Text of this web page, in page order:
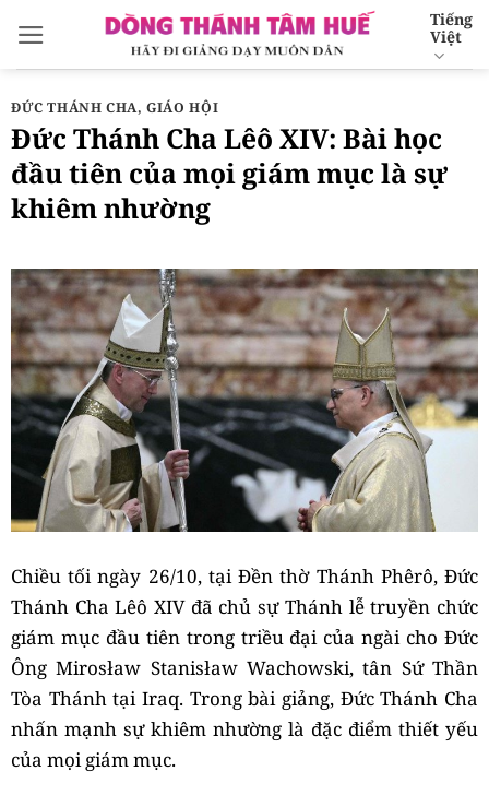
qua
nội
dung
Tiếng
Việt
ĐỨC THÁNH CHA,GIÁO HỘI
Đức Thánh Cha Lêô XIV: Bài học
đầu tiên của mọi giám mục là sự
khiêm nhường
Chiều tối ngày 26/10, tại Đền thờ Thánh Phêrô, Đức
Thánh Cha Lêô XIV đã chủ sự Thánh lễ truyền chức
giám mục đầu tiên trong triều đại của ngài cho Đức
Ông Mirosław Stanisław Wachowski, tân Sứ Thần
Tòa Thánh tại Iraq. Trong bài giảng, Đức Thánh Cha
nhấn mạnh sự khiêm nhường là đặc điểm thiết yếu
của mọi giám mục.